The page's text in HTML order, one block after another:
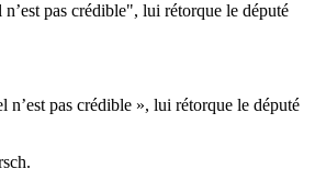
pas crédible", lui rétorque le député
n’est pas crédible », lui rétorque le député